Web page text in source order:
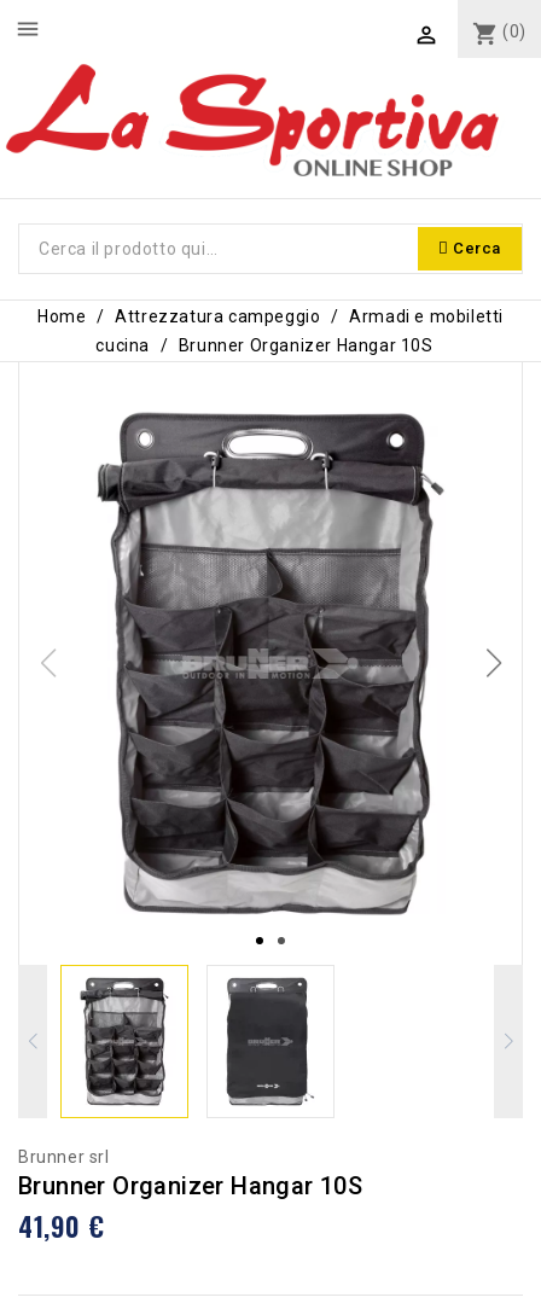
shopping_cart (0)

Cerca
menu
Home Attrezzatura campeggio
Armadi e mobiletti
cucina
Brunner Organizer Hangar 10S
Brunner srl
Brunner Organizer Hangar 10S
41,90 €